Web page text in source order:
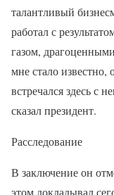
талантливый
работал с
газом,
мне стало известно,
встречался здесь с
сказал президент.
Расследование
В заключение он
этом докладывал